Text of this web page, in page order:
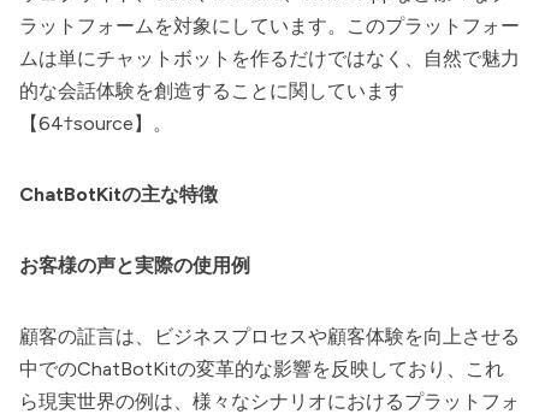
ラットフォームを対象にしています。このプラットフォー
ムは単にチャットボットを作るだけではなく、自然で魅力
的な会話体験を創造することに関しています
【64†source】。
ChatBotKitの主な特徴
お客様の声と実際の使用例
顧客の証言は、ビジネスプロセスや顧客体験を向上させる
中でのChatBotKitの変革的な影響を反映しており、これ
ら現実世界の例は、様々なシナリオにおけるプラットフォ